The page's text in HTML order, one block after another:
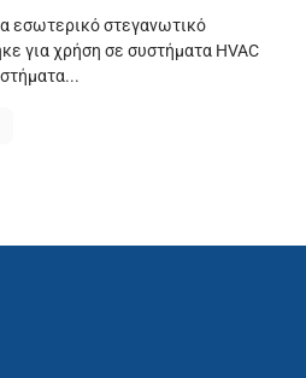
εσωτερικό στεγανωτικό
για χρήση σε συστήματα HVAC